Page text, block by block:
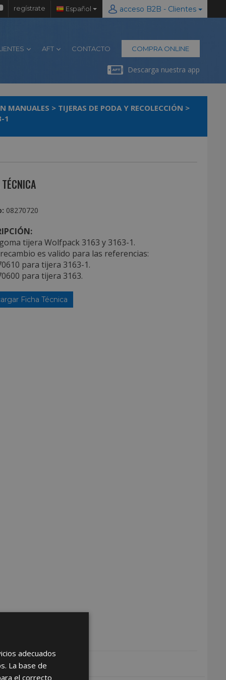
regístrate Español acceso B2B - Clientes
AFT CONTACTO COMPRA ONLINE
Descarga nuestra app
MANUALES > TIJERAS DE PODA Y RECOLECCIÓN >
1
08270720
tijera Wolfpack 3163 y 3163-1.
es valido para las referencias:
para tijera 3163-1.
para tijera 3163.
Ficha Técnica
adecuados
La base de
el correcto